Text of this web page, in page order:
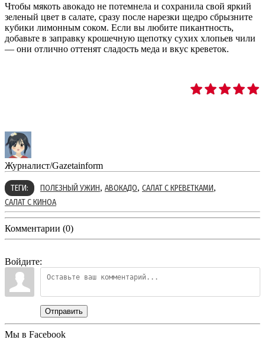
Чтобы мякоть авокадо не потемнела и сохранила свой яркий
зеленый цвет в салате, сразу после нарезки щедро сбрызните
кубики лимонным соком. Если вы любите пикантность,
добавьте в заправку крошечную щепотку сухих хлопьев чили
— они отлично оттенят сладость меда и вкус креветок.
Журналист/Gazetainform
ТЕГИ: ПОЛЕЗНЫЙ УЖИН, АВОКАДО, САЛАТ С КРЕВЕТКАМИ,
САЛАТ С КИНОА
Комментарии (0)
Войдите:
Отправить
Мы в Facebook